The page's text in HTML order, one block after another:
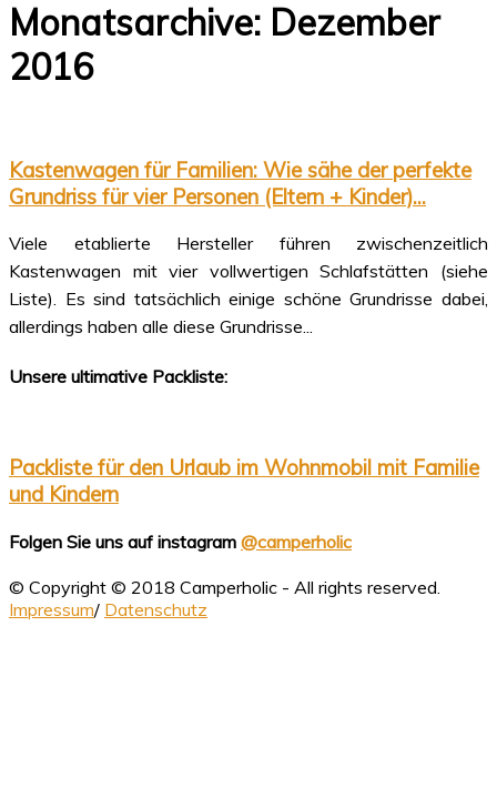
Monatsarchive: Dezember
2016
Kastenwagen für Familien: Wie sähe der perfekte
Grundriss für vier Personen (Eltern + Kinder)...
Viele etablierte Hersteller führen zwischenzeitlich
Kastenwagen mit vier vollwertigen Schlafstätten (siehe
Liste). Es sind tatsächlich einige schöne Grundrisse dabei,
allerdings haben alle diese Grundrisse...
Unsere ultimative Packliste:
Packliste für den Urlaub im Wohnmobil mit Familie
und Kindern
Folgen Sie uns auf instagram @camperholic
© Copyright © 2018 Camperholic - All rights reserved.
Impressum/ Datenschutz